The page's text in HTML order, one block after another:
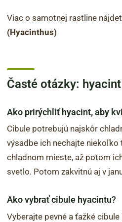
Viac o samotnej rastline
(Hyacinthus)
Časté otázky:
Ako prirýchliť hyacint, aby
Cibule potrebujú najskôr
výsadbe ich nechajte niekoľko
chladnom mieste, až potom
svetlo. Potom zakvitnú aj v
Ako vybrať cibule hyacintu?
Vyberajte pevné a ťažké